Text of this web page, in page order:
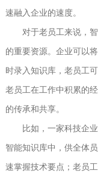
速融入企业的速度。
对于老员工来说，智
的重要资源。企业可以
时录入知识库，老员工
老员工在工作中积累的
的传承和共享。
比如，一家科技企业
智能知识库中，供全体
速掌握技术要点；老员